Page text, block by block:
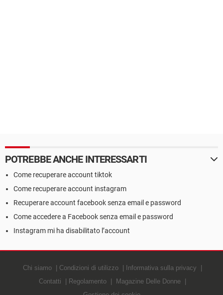
POTREBBE ANCHE INTERESSARTI
Come recuperare account tiktok
Come recuperare account instagram
Recuperare account facebook senza email e password
Come accedere a Facebook senza email e password
Instagram mi ha disabilitato l’account
Chi siamo Condizioni di utilizzo
Informativa sulla privacy
Contatti
Regolamento
Magazine Delle Donne